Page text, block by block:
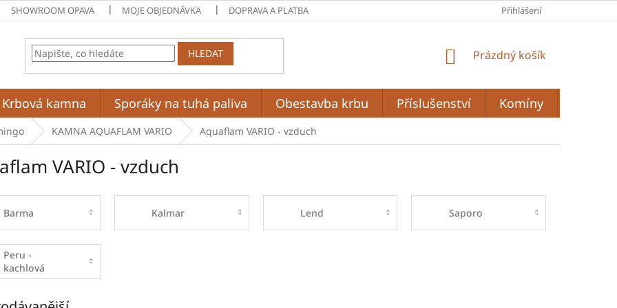
SHOWROOM OPAVA MOJE OBJEDNÁVKA DOPRAVA A PLATBA PODMÍNKY OCHRANY OSOBNÍCH ÚDAJŮ OBCHODNÍ
Přihlášení
HLEDAT
NÁKUPNÍ
Prázdný košík
Krbová kamna Sporáky na tuhá paliva Obestavba krbu Příslušenství Komíny
KAMNA AQUAFLAM VARIO Aquaflam VARIO - vzduch
VARIO - vzduch
Barma Kalmar Lend Saporo
Peru -
kachlová